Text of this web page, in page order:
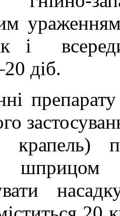
і
діб.
препарату
крапель)
шприцом